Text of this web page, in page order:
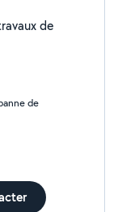
de
de